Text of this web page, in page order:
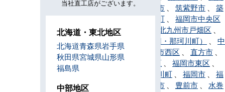
洗町 、 筑後市 筑紫野市
築
上町、筑前町
福岡市中央区
、
北九州市戸畑区
那珂川市（旧・那珂川町）
中
間市
福岡市西区 直方市
福岡市博多区
福岡市東区
広川町 福岡市
福
福津市 豊前市
水巻
当社直工店がございます。
北海道・東北地区
北海道青森県岩手県
秋田県宮城県山形県
福島県
中部地区